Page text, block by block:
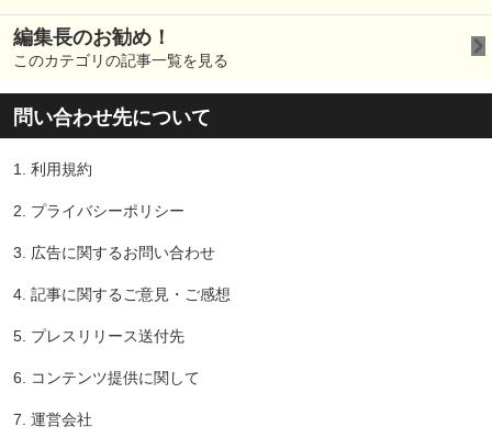
編集長のお勧め！
このカテゴリの記事一覧を見る
問い合わせ先について
1. 利用規約
2. プライバシーポリシー
3. 広告に関するお問い合わせ
4. 記事に関するご意見・ご感想
5. プレスリリース送付先
6. コンテンツ提供に関して
7. 運営会社